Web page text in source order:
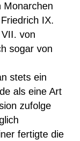
Monarchen
IX.
von
sogar von
stets ein
als eine Art
zufolge
fertigte die